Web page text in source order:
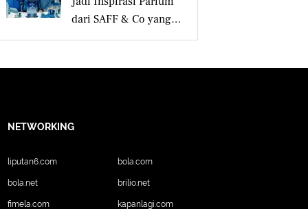
dari SAFF & Co yang
Beraroma Hangat dan
NETWORKING
liputan6.com bola.com
bola.net brilio.net
fimela.com kapanlagi.com